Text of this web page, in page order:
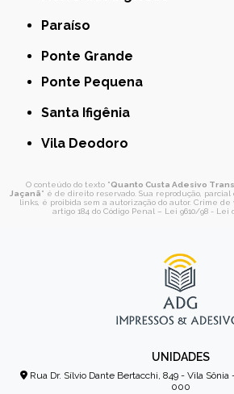
Paraíso
Ponte Grande
Ponte Pequena
Santa Ifigênia
Vila Deodoro
O conteúdo do texto "Quanto Custa Adesivo
Jaçanã" é de direito reservado. Sua reprodução, parcial
links, é proibida sem a autorização do autor. Crime
artigo 184 do Código Penal – Lei 9610/98 - Lei
UNIDADES
Rua Dr. Sílvio Dante Bertacchi, 849 - Vila
000